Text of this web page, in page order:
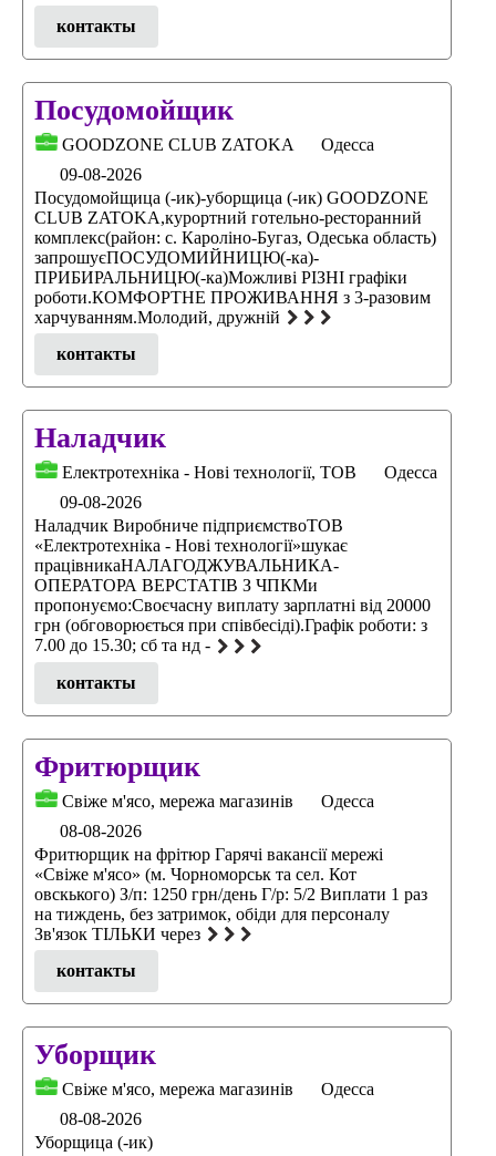
контакты
Посудомойщик
GOODZONE CLUB ZATOKA
Одесса
09-08-2026
Посудомойщица (-ик)-уборщица (-ик) GOODZONE
CLUB ZATOKA,курортний готельно-ресторанний
комплекс(район: с. Кароліно-Бугаз, Одеська область)
запрошуєПОСУДОМИЙНИЦЮ(-ка)-
ПРИБИРАЛЬНИЦЮ(-ка)Можливі РІЗНІ графіки
роботи.КОМФОРТНЕ ПРОЖИВАННЯ з 3-разовим
харчуванням.Молодий, дружній
контакты
Наладчик
Електротехніка - Нові технології, ТОВ
Одесса
09-08-2026
Наладчик Виробниче підприємствоТОВ
«Електротехніка - Нові технології»шукає
працівникаНАЛАГОДЖУВАЛЬНИКА-
ОПЕРАТОРА ВЕРСТАТІВ З ЧПКМи
пропонуємо:Своєчасну виплату зарплатні від 20000
грн (обговорюється при співбесіді).Графік роботи: з
7.00 до 15.30; сб та нд -
контакты
Фритюрщик
Свіже м'ясо, мережа магазинів
Одесса
08-08-2026
Фритюрщик на фрітюр Гарячі вакансії мережі
«Свіже м'ясо» (м. Чорноморськ та сел. Кот
овскького) З/п: 1250 грн/день Г/р: 5/2 Виплати 1 раз
на тиждень, без затримок, обіди для персоналу
Зв'язок ТІЛЬКИ через
контакты
Уборщик
Свіже м'ясо, мережа магазинів
Одесса
08-08-2026
Уборщица (-ик)